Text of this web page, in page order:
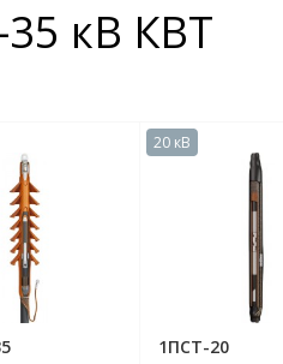
кВ КВТ
1ПСТ-20
20 кВ